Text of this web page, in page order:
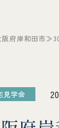
府岸和田市
見学会